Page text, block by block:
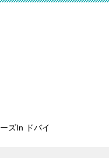
ズIn ドバイ